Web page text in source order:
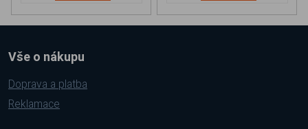
Vše o nákupu
Doprava a platba
Reklamace